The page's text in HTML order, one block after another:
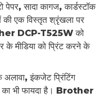
पेपर, सादा कागज, कार्डस्टॉक
की एक विस्तृत श्रृंखला पर
DCP-T525W को
के मीडिया को प्रिंट करने के
अलावा, इंकजेट प्रिंटिंग
का भी फायदा है। Brother